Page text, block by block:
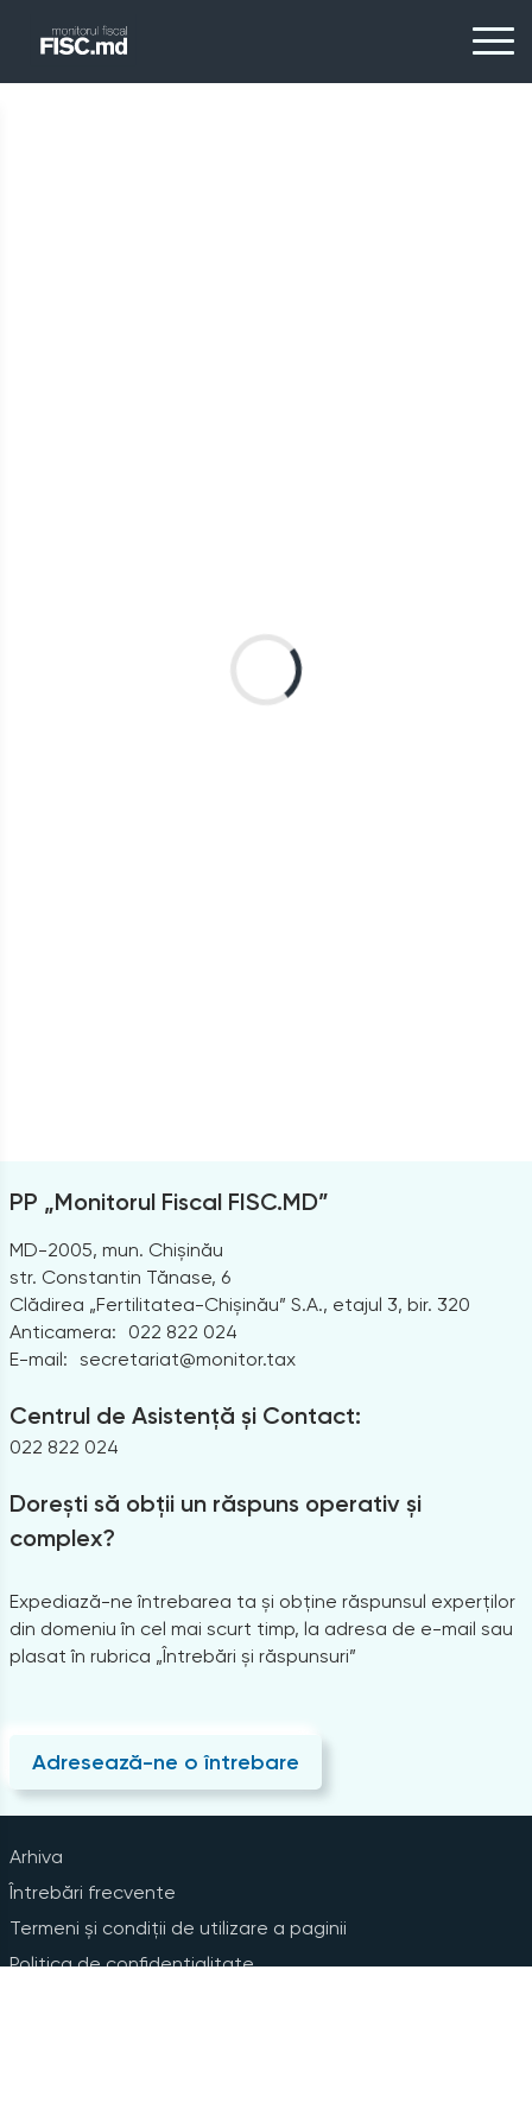
PP „Monitorul Fiscal FISC.MD”
MD-2005, mun. Chișinău
str. Constantin Tănase, 6
Clădirea „Fertilitatea-Chișinău” S.A., etajul 3, bir. 320
Anticamera:
022 822 024
E-mail: secretariat@monitor.tax
Centrul de Asistență și Contact:
022 822 024
Dorești să obții un răspuns operativ și
complex?
Expediază-ne întrebarea ta și obține răspunsul experților
din domeniu în cel mai scurt timp, la adresa de e-mail sau
plasat în rubrica „Întrebări și răspunsuri”
Adresează-ne o întrebare
Arhiva
Întrebări frecvente
Termeni și condiții de utilizare a paginii
Politica de confidențialitate